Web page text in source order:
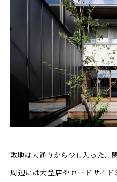
敷地は大通りから少し入った、
周辺には大型店やロードサイ